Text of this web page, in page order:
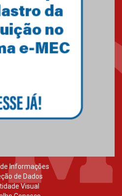
o Colégio Mackenzie
prepara seus
para o PAS antes
do Ensino Médio
Informações
de Dados
Visual